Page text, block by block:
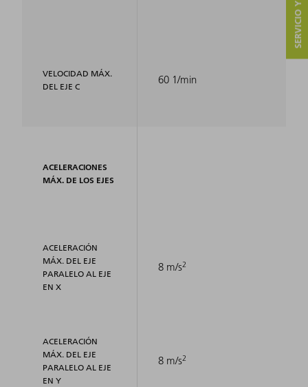
VELOCIDAD MÁX.
DEL EJE C
ACELERACIONES
MÁX. DE LOS EJES
ACELERACIÓN
MÁX. DEL EJE
PARALELO AL EJE
EN X
ACELERACIÓN
MÁX. DEL EJE
PARALELO AL EJE
EN Y
60 1/min
8 m/s2
8 m/s2